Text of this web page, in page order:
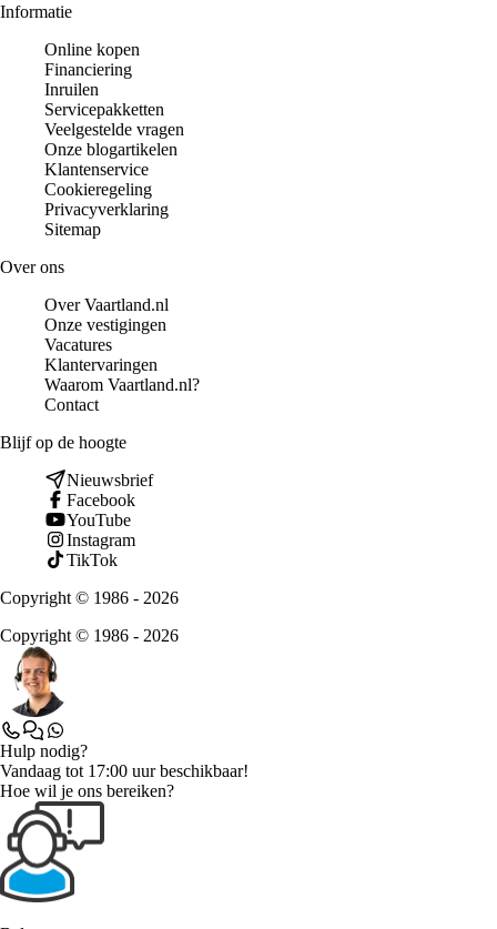
Informatie
Online kopen
Financiering
Inruilen
Servicepakketten
Veelgestelde vragen
Onze blogartikelen
Klantenservice
Cookieregeling
Privacyverklaring
Sitemap
Over ons
Over Vaartland.nl
Onze vestigingen
Vacatures
Klantervaringen
Waarom Vaartland.nl?
Contact
Blijf op de hoogte
Nieuwsbrief
Facebook
YouTube
Instagram
TikTok
Copyright © 1986 - 2026
Copyright © 1986 - 2026
Hulp nodig?
Vandaag tot 17:00 uur beschikbaar!
Hoe wil je ons bereiken?